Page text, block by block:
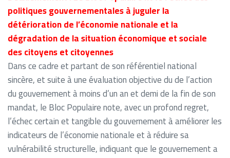
politiques gouvernementales à juguler la
détérioration de l’économie nationale et la
dégradation de la situation économique et sociale
des citoyens et citoyennes
Dans ce cadre et partant de son référentiel national
sincère, et suite à une évaluation objective du de l’action
du gouvernement à moins d’un an et demi de la fin de son
mandat, le Bloc Populaire note, avec un profond regret,
l’échec certain et tangible du gouvernement à améliorer les
indicateurs de l’économie nationale et à réduire sa
vulnérabilité structurelle, indiquant que le gouvernement a